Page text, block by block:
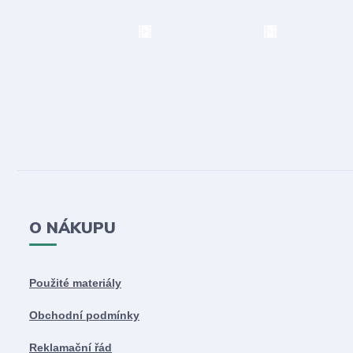
O NÁKUPU
Použité materiály
Obchodní podmínky
Reklamační řád